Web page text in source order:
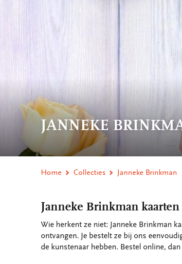
JANNEKE
Home Collecties Janneke Brinkman
Janneke Brinkman
Wie herkent ze niet: Janneke Brinkman
ontvangen. Je bestelt ze bij ons
de kunstenaar hebben. Bestel online,